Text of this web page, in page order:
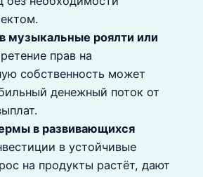
музыкальные роялти или
прав на
собственность может
денежный поток от
в развивающихся
в устойчивые
на продукты растёт, дают